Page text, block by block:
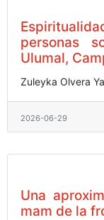
personas
Ulumal,
Zuleyka Olvera
2026-06-29
Una
mam de la